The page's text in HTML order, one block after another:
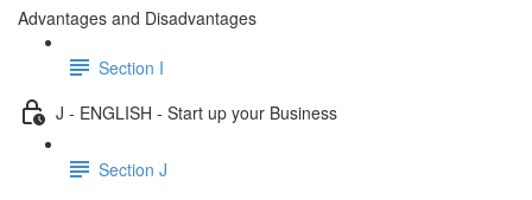
Advantages and Disadvantages
Section I
J - ENGLISH - Start up your Business
Section J